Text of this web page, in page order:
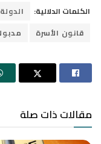
الكلمات الدلالية: الدولة 24
قانون الأسرة
مقالات ذات صلة